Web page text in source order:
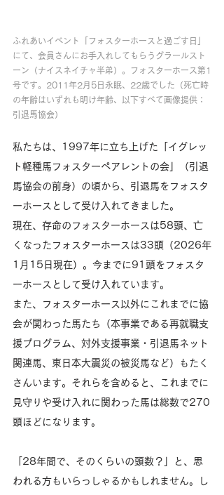
ふれあいイベント「フォスターホースと過ごす日」
にて、会員さんにお手入れしてもらうグラールスト
ーン（ナイスネイチャ半弟）。フォスターホース第1
号です。2011年2月5日永眠、22歳でした（死亡時
の年齢はいずれも明け年齢、以下すべて画像提供：
引退馬協会）
私たちは、1997年に立ち上げた「イグレッ
ト軽種馬フォスターペアレントの会」（引退
馬協会の前身）の頃から、引退馬をフォスタ
ーホースとして受け入れてきました。
現在、存命のフォスターホースは58頭、亡
くなったフォスターホースは33頭（2026年
1月15日現在）。今までに91頭をフォスタ
ーホースとして受け入れています。
また、フォスターホース以外にこれまでに協
会が関わった馬たち（本事業である再就職支
援プログラム、対外支援事業・引退馬ネット
関連馬、東日本大震災の被災馬など）もたく
さんいます。それらを含めると、これまでに
見守りや受け入れに関わった馬は総数で270
頭ほどになります。
「28年間で、そのくらいの頭数？」と、思
われる方もいらっしゃるかもしれません。し